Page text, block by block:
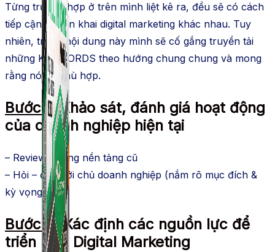
Từng trường hợp ở trên mình liệt kê ra, đều sẽ có cách
tiếp cận & triển khai digital marketing khác nhau. Tuy
nhiên, trong nội dung này mình sẽ cố gắng truyền tải
những KEYWORDS theo hướng chung chung và mong
rằng nó sẽ phù hợp.
Bước 1:Khảo sát, đánh giá hoạt động
của doanh nghiệp hiện tại
– Review những nền tảng cũ
– Hỏi – đáp với chủ doanh nghiệp (nắm rõ mục đích &
kỳ vọng)
Bước 2: Xác định các nguồn lực để
triển khai Digital Marketing